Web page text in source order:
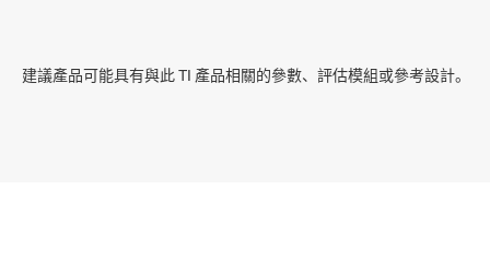
建議產品可能具有與此 TI 產品相關的參數、評估模組或參考設計。